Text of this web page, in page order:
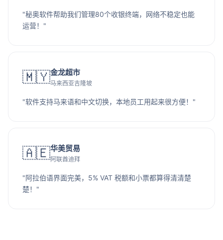
"秘奥软件帮助我们管理80个收银终端，网络不稳定也能
运营！"
🇲🇾金龙超市
马来西亚吉隆坡
"软件支持马来语和中文切换，本地员工用起来很方便！"
🇦🇪华美贸易
阿联酋迪拜
"阿拉伯语界面完美，5% VAT 税额和小票都算得清清楚
楚！"